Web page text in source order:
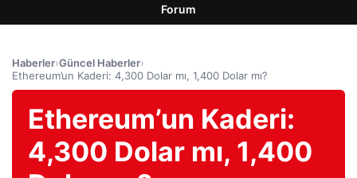
Forum
Haberler›Güncel Haberler›
Ethereum’un Kaderi: 4,300 Dolar mı, 1,400 Dolar mı?
Ethereum’un Kaderi:
4,300 Dolar mı, 1,400